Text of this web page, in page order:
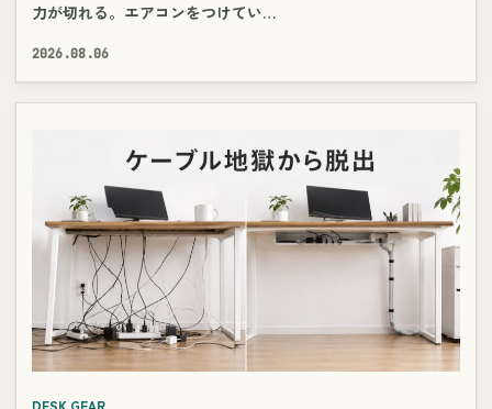
力が切れる。エアコンをつけてい…
2026.08.06
DESK GEAR